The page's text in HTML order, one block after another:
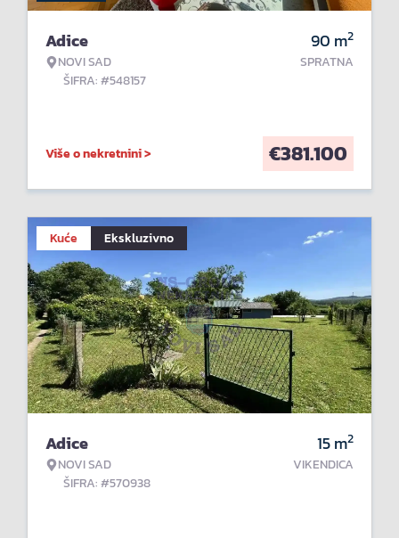
Adice
NOVI SAD
ŠIFRA: #548157
90 m2
SPRATNA
Više o nekretnini > €381.100
Kuće Ekskluzivno
Adice
NOVI SAD
ŠIFRA: #570938
15m2
VIKENDICA